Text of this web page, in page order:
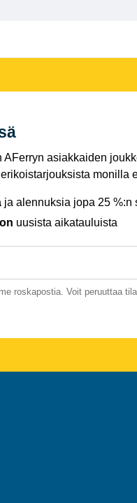
asiakkaiden
monilla
ja alennuksia jopa 25 %:n
uusista aikatauluista
roskapostia. Voit peruuttaa